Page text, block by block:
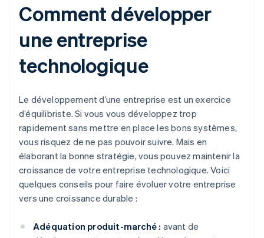
Comment développer
une entreprise
technologique
Le développement d’une entreprise est un exercice
d’équilibriste. Si vous vous développez trop
rapidement sans mettre en place les bons systèmes,
vous risquez de ne pas pouvoir suivre. Mais en
élaborant la bonne stratégie, vous pouvez maintenir la
croissance de votre entreprise technologique. Voici
quelques conseils pour faire évoluer votre entreprise
vers une croissance durable :
Adéquation produit-marché : avant de